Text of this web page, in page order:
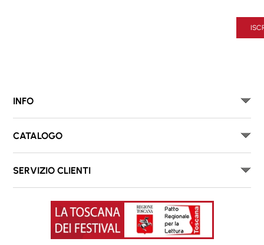
INFO
CATALOGO
SERVIZIO CLIENTI